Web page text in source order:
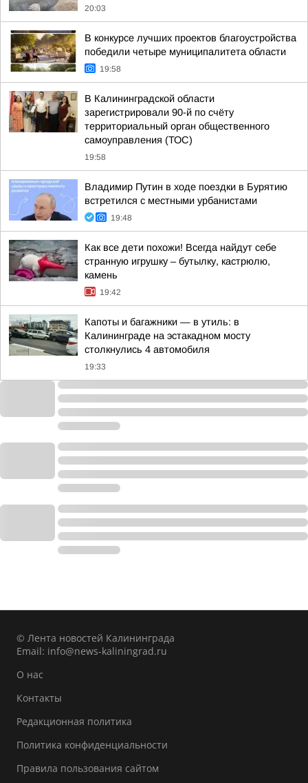
20:03
В конкурсе лучших проектов благоустройства
победили четыре муниципалитета области
19:58
В Калининградской области
зарегистрировали 90-й по счёту
территориальный орган общественного
самоуправления (ТОС)
19:58
Владимир Путин в ходе поездки в Бурятию
встретился с местными урбанистами
19:48
Как все дети похожи! Всегда найдут себе
странную игрушку – бутылку, кастрюлю,
камень
19:42
Капоты и багажники — в утиль: в
Калининграде на эстакадном мосту
столкнулись 4 автомобиля
19:33
© Лента новостей Калининграда
Email: info@news-kaliningrad.ru
О нас
Контакты
Редакционная политика
Политика конфиденциальности
Правила пользования сайтом